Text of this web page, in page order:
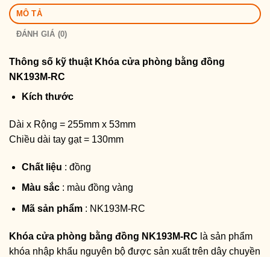
MÔ TẢ
ĐÁNH GIÁ (0)
Thông số kỹ thuật Khóa cửa phòng bằng đồng
NK193M-RC
Kích thước
Dài x Rộng = 255mm x 53mm
Chiều dài tay gạt = 130mm
Chất liệu : đồng
Màu sắc: màu đồng vàng
Mã sản phẩm: NK193M-RC
Khóa cửa phòng bằng đồng NK193M-RC là sản phẩm
khóa nhập khẩu nguyên bộ được sản xuất trên dây chuyền